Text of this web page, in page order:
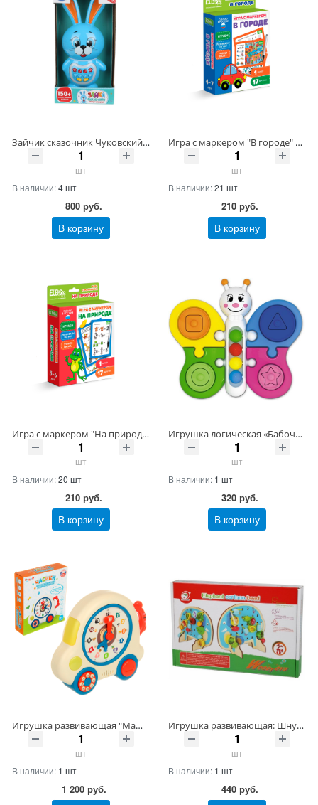
Зайчик сказочник Чуковский К. 150 песен,сказок и фраз.свет.кор.бат. Умка Артикул HT1297-R/-80 ШтрихКод 4650250526131
шт
В наличии:4 шт
800 руб.
В корзину
Игра с маркером "В городе" Сложный уровень Артикул ET06-004-21 ШтрихКод 4670149803617
шт
В наличии:21 шт
210 руб.
В корзину
Игра с маркером "На природе" Простой уровень Артикул ET06-003-21 ШтрихКод 4670149803600
шт
В наличии:20 шт
210 руб.
В корзину
Игрушка логическая «Бабочка» Артикул 02174 ШтрихКод 4680032731507
шт
В наличии: 1 шт
320 руб.
В корзину
Игрушка развивающая "Машина-развивайка" (рус озвучка) , на бат., в кор. Артикул 131300-120 ШтрихКод 4680448666851
шт
В наличии: 1 шт
1 200 руб.
Игрушка развивающая: Шнуровка Слон Артикул 070305-25-44 ШтрихКод 6927878000922
шт
В наличии: 1 шт
440 руб.